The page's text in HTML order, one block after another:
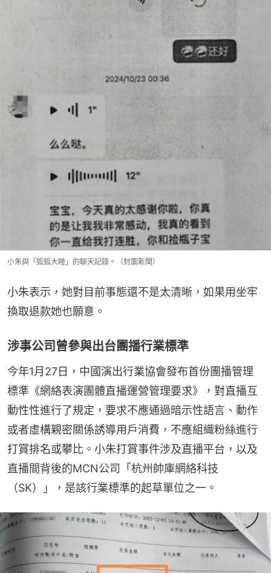
小朱與「狐狐大睡」的聊天記錄。（封面新聞）
小朱表示，她對目前事態還不是太清晰，如果用坐牢
換取退款她也願意。
涉事公司曾參與出台團播行業標準
今年1月27日，中國演出行業協會發布首份團播管理
標準《網絡表演團體直播運營管理要求》，對直播互
動性性進行了規定，要求不應通過暗示性語言、動作
或者虛構親密關係誘導用戶消費，不應組織粉絲進行
打賞排名或攀比。小朱打賞事件涉及直播平台，以及
直播間背後的MCN公司「杭州帥庫網絡科技
（SK）」，是該行業標準的起草單位之一。